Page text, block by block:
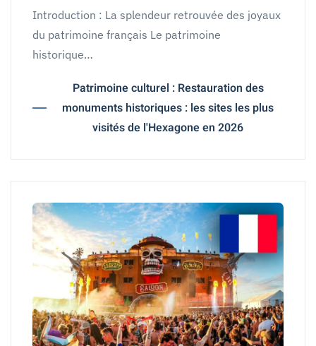
Introduction : La splendeur retrouvée des joyaux
du patrimoine français Le patrimoine
historique…
Patrimoine culturel : Restauration des
monuments historiques : les sites les plus
visités de l'Hexagone en 2026